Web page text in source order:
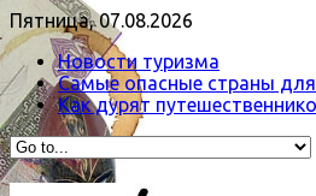
Пятница, 07.08.2026
Новости туризма
Самые опасные страны для
Как дурят